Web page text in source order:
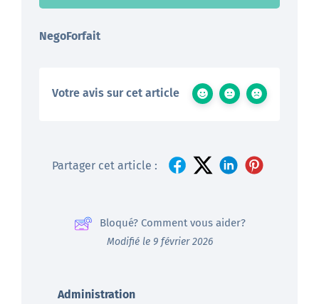
NegoForfait
Votre avis sur cet article
Partager cet article :
Bloqué? Comment vous aider?
Modifié le 9 février 2026
Administration